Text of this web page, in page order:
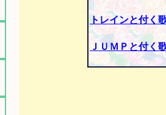
トレインと付く
ＪＵＭＰと付く